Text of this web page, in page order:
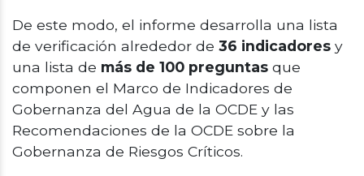
De este modo, el informe desarrolla una lista
de verificación alrededor de 36 indicadores y
una lista de más de 100 preguntas que
componen el Marco de Indicadores de
Gobernanza del Agua de la OCDE y las
Recomendaciones de la OCDE sobre la
Gobernanza de Riesgos Críticos.